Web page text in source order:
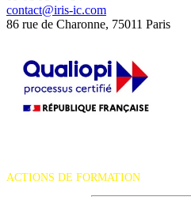
contact@iris-ic.com
86 rue de Charonne, 75011 Paris
ACTIONS DE FORMATION